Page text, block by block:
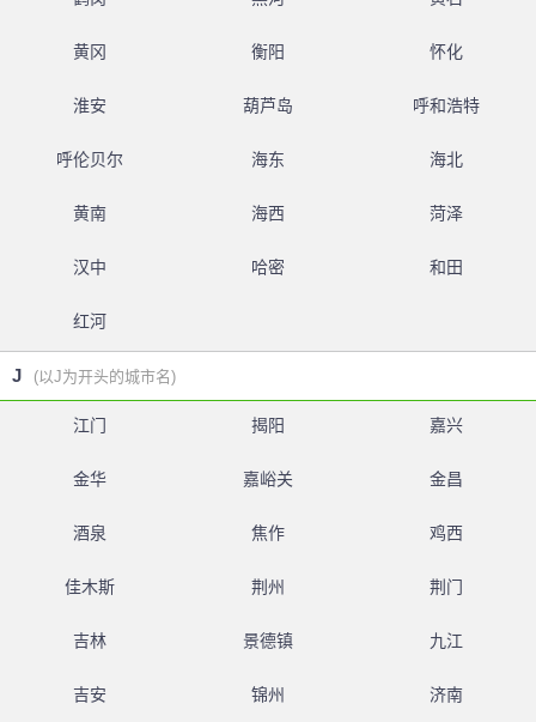
黄冈 衡阳 怀化
淮安 葫芦岛 呼和浩特
呼伦贝尔 海东 海北
黄南 海西 菏泽
汉中 哈密 和田
红河
J (以J为开头的城市名)
江门 揭阳 嘉兴
金华 嘉峪关 金昌
酒泉 焦作 鸡西
佳木斯 荆州 荆门
吉林 景德镇 九江
吉安 锦州 济南